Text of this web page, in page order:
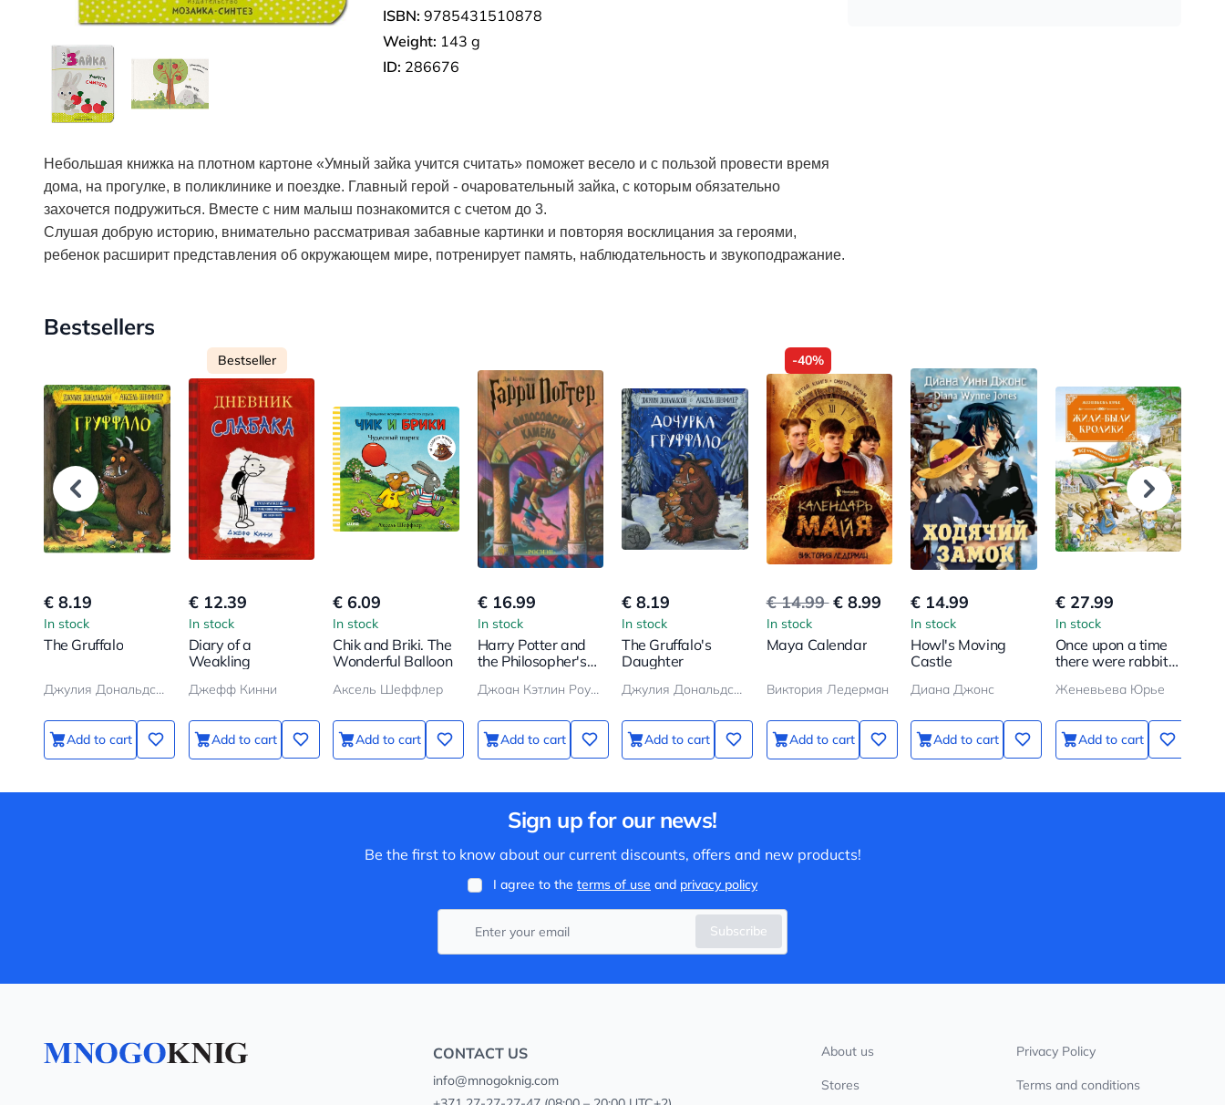
ISBN: 9785431510878
Weight: 143 g
ID: 286676
Небольшая книжка на плотном картоне «Умный зайка учится считать» поможет весело и с пользой провести время
дома, на прогулке, в поликлинике и поездке. Главный герой - очаровательный зайка, с которым обязательно
захочется подружиться. Вместе с ним малыш познакомится с счетом до 3.
Слушая добрую историю, внимательно рассматривая забавные картинки и повторяя восклицания за героями,
ребенок расширит представления об окружающем мире, потренирует память, наблюдательность и звукоподражание.
Bestsellers
€ 8.19
In stock
The Gruffalo
Джулия Дональдсон, Аксель Шеффлер
Add to cart
Bestseller
€ 12.39
In stock
Diary of a
Weakling
Джефф Кинни
Add to cart
€ 6.09
In stock
Chik and Briki. The
Wonderful Balloon
Аксель Шеффлер
Add to cart
€ 16.99
In stock
Harry Potter and
the Philosopher's
Джоан Кэтлин Роулинг
Add to cart
€ 8.19
In stock
The Gruffalo's
Daughter
Джулия Дональдсон
Add to cart
-40%
€ 14.99€ 8.99
In stock
Maya Calendar
Виктория Ледерман
Add to cart
€ 14.99
In stock
Howl's Moving
Castle
Диана Джонс
Add to cart
€ 27.99
In stock
Once upon a time
there were rabbits.
one volume
Женевьева Юрье
Add to cart
Sign up for our news!
Be the first to know about our current discounts, offers and new products!
I agree to the terms of use and privacy policy
Subscribe
CONTACT US
info@mnogoknig.com
About us
Stores
Privacy Policy
Terms and conditions